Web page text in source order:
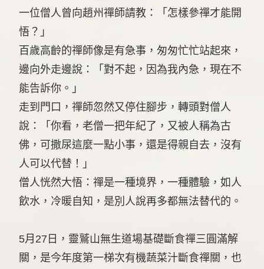
一位僧人曾向趙州禪師請教：「怎樣參禪才能開
悟？」
百歲高齡的禪師像是有急事，匆匆忙忙站起來，
邊向外走邊說：「對不起，因為我內急，現在不
能告訴你。」
走到門口，禪師忽然又停住腳步，轉頭對僧人
說：「你看，老僧一把年紀了，又被人稱為古
佛，可撒尿這麼一點小事，還是得親自去，沒有
人可以代替！」
僧人恍然大悟：禪是一種境界，一種體驗，如人
飲水，冷暖自知，是別人說再多都無法替代的。
5月27日，靈鷲山無生道場基礎斷食禪三圓滿解
關，是今年度第一梯次有機蔬菜汁斷食禪關，也